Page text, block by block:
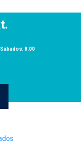
8:00